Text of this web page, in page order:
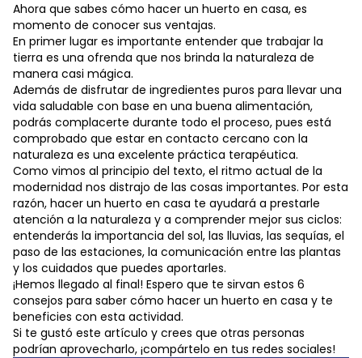
Ahora que sabes cómo hacer un huerto en casa, es
momento de conocer sus ventajas.
En primer lugar es importante entender que trabajar la
tierra es una ofrenda que nos brinda la naturaleza de
manera casi mágica.
Además de disfrutar de ingredientes puros para llevar una
vida saludable con base en una buena alimentación,
podrás complacerte durante todo el proceso, pues está
comprobado que estar en contacto cercano con la
naturaleza es una excelente práctica terapéutica.
Como vimos al principio del texto, el ritmo actual de la
modernidad nos distrajo de las cosas importantes. Por esta
razón, hacer un huerto en casa te ayudará a prestarle
atención a la naturaleza y a comprender mejor sus ciclos:
entenderás la importancia del sol, las lluvias, las sequías, el
paso de las estaciones, la comunicación entre las plantas
y los cuidados que puedes aportarles.
¡Hemos llegado al final! Espero que te sirvan estos 6
consejos para saber cómo hacer un huerto en casa y te
beneficies con esta actividad.
Si te gustó este artículo y crees que otras personas
podrían aprovecharlo, ¡compártelo en tus redes sociales!